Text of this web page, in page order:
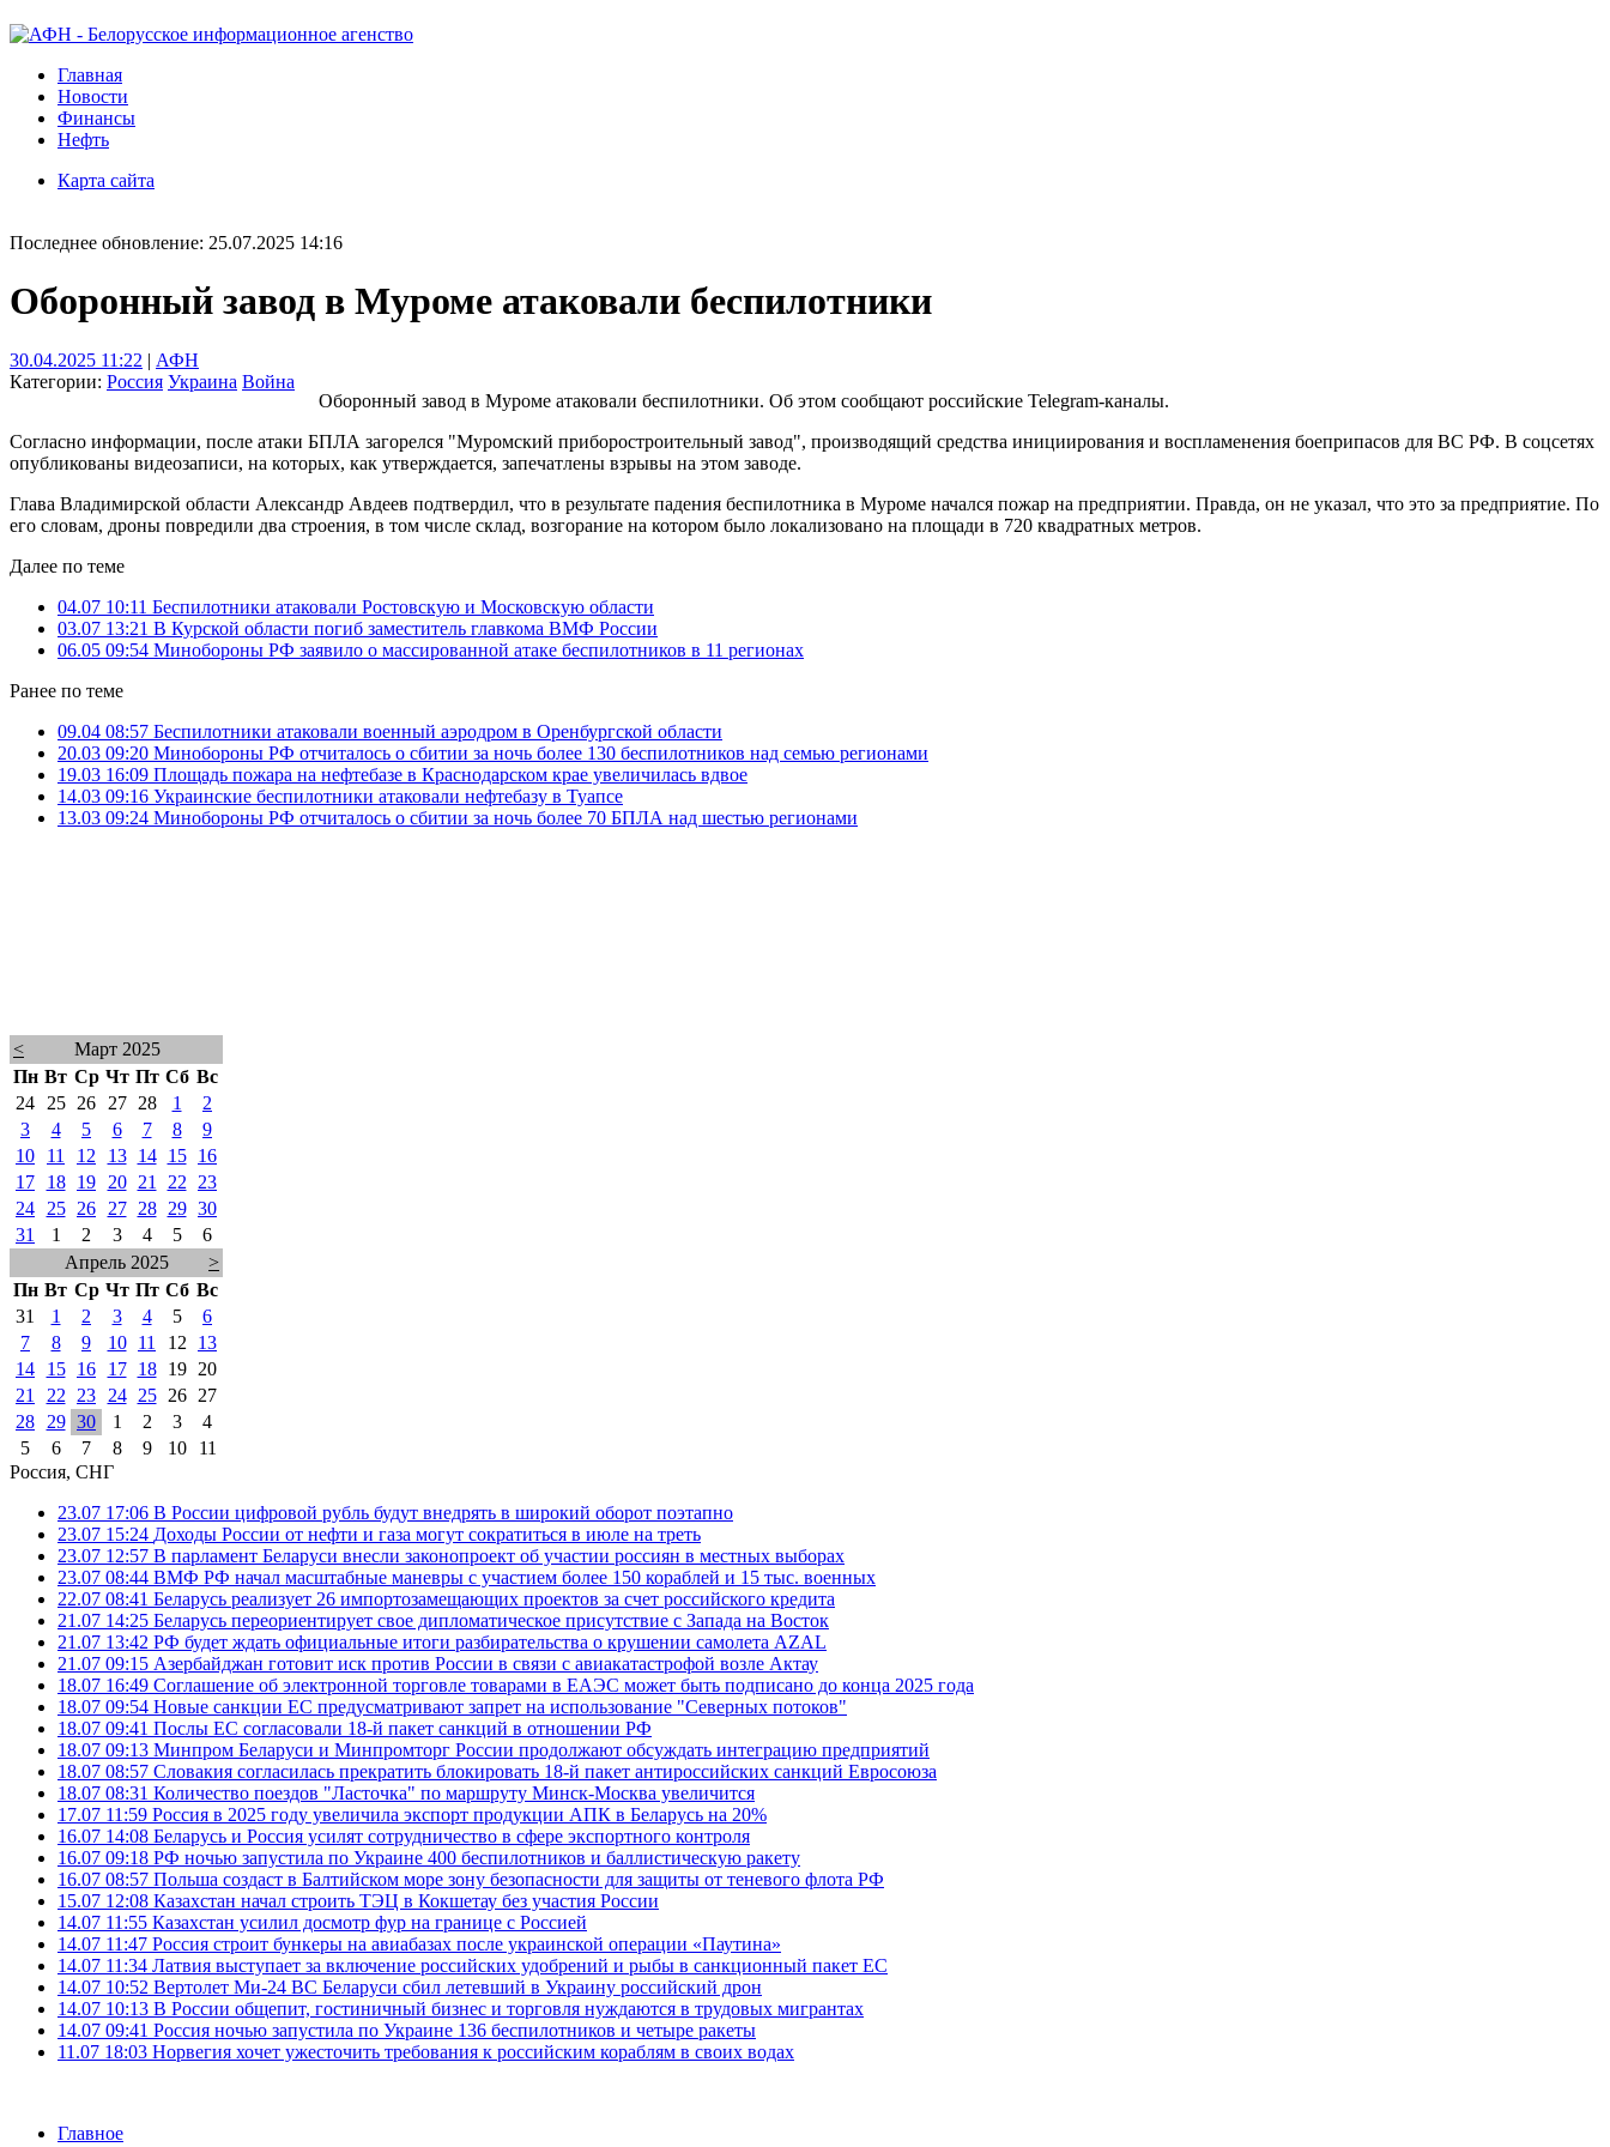
Главная
Новости
Финансы
Нефть
Карта сайта
Последнее обновление: 25.07.2025 14:16
Оборонный завод в Муроме атаковали беспилотники
30.04.2025 11:22 | АФН
Категории: Россия Украина Война
Оборонный завод в Муроме атаковали беспилотники. Об этом сообщают российские Telegram-каналы.
Согласно информации, после атаки БПЛА загорелся "Муромский приборостроительный завод", производящий средства инициирования и воспламенения боеприпасов для ВС РФ. В соцсетях
опубликованы видеозаписи, на которых, как утверждается, запечатлены взрывы на этом заводе.
Глава Владимирской области Александр Авдеев подтвердил, что в результате падения беспилотника в Муроме начался пожар на предприятии. Правда, он не указал, что это за предприятие. По
его словам, дроны повредили два строения, в том числе склад, возгорание на котором было локализовано на площади в 720 квадратных метров.
Далее по теме
04.07 10:11 Беспилотники атаковали Ростовскую и Московскую области
03.07 13:21 В Курской области погиб заместитель главкома ВМФ России
06.05 09:54 Минобороны РФ заявило о массированной атаке беспилотников в 11 регионах
Ранее по теме
09.04 08:57 Беспилотники атаковали военный аэродром в Оренбургской области
20.03 09:20 Минобороны РФ отчиталось о сбитии за ночь более 130 беспилотников над семью регионами
19.03 16:09 Площадь пожара на нефтебазе в Краснодарском крае увеличилась вдвое
14.03 09:16 Украинские беспилотники атаковали нефтебазу в Туапсе
13.03 09:24 Минобороны РФ отчиталось о сбитии за ночь более 70 БПЛА над шестью регионами
<
Март 2025
Пн Вт Ср Чт Пт Сб Вс
24
25 26 27 28 1
2
3
4 5 6 7 8
9
10
11 12 13 14 15
16
17
18 19 20 21 22
23
24
25 26 27 28 29 30
31
1 2 3 4 5
6
Апрель 2025
>
Пн Вт Ср Чт Пт Сб Вс
31
1 2 3 4 5
6
7
8 9 10 11 12
13
14
15 16 17 18 19
20
21
22 23 24 25 26
27
28
29 30 1 2 3
4
5
6 7 8 9 10
11
Россия, СНГ
23.07 17:06 В России цифровой рубль будут внедрять в широкий оборот поэтапно
23.07 15:24 Доходы России от нефти и газа могут сократиться в июле на треть
23.07 12:57 В парламент Беларуси внесли законопроект об участии россиян в местных выборах
23.07 08:44 ВМФ РФ начал масштабные маневры с участием более 150 кораблей и 15 тыс. военных
22.07 08:41 Беларусь реализует 26 импортозамещающих проектов за счет российского кредита
21.07 14:25 Беларусь переориентирует свое дипломатическое присутствие с Запада на Восток
21.07 13:42 РФ будет ждать официальные итоги разбирательства о крушении самолета AZAL
21.07 09:15 Азербайджан готовит иск против России в связи с авиакатастрофой возле Актау
18.07 16:49 Соглашение об электронной торговле товарами в ЕАЭС может быть подписано до конца 2025 года
18.07 09:54 Новые санкции ЕС предусматривают запрет на использование "Северных потоков"
18.07 09:41 Послы ЕС согласовали 18-й пакет санкций в отношении РФ
18.07 09:13 Минпром Беларуси и Минпромторг России продолжают обсуждать интеграцию предприятий
18.07 08:57 Словакия согласилась прекратить блокировать 18-й пакет антироссийских санкций Евросоюза
18.07 08:31 Количество поездов "Ласточка" по маршруту Минск-Москва увеличится
17.07 11:59 Россия в 2025 году увеличила экспорт продукции АПК в Беларусь на 20%
16.07 14:08 Беларусь и Россия усилят сотрудничество в сфере экспортного контроля
16.07 09:18 РФ ночью запустила по Украине 400 беспилотников и баллистическую ракету
16.07 08:57 Польша создаст в Балтийском море зону безопасности для защиты от теневого флота РФ
15.07 12:08 Казахстан начал строить ТЭЦ в Кокшетау без участия России
14.07 11:55 Казахстан усилил досмотр фур на границе с Россией
14.07 11:47 Россия строит бункеры на авиабазах после украинской операции «Паутина»
14.07 11:34 Латвия выступает за включение российских удобрений и рыбы в санкционный пакет ЕС
14.07 10:52 Вертолет Ми-24 ВС Беларуси сбил летевший в Украину российский дрон
14.07 10:13 В России общепит, гостиничный бизнес и торговля нуждаются в трудовых мигрантах
14.07 09:41 Россия ночью запустила по Украине 136 беспилотников и четыре ракеты
11.07 18:03 Норвегия хочет ужесточить требования к российским кораблям в своих водах
Главное